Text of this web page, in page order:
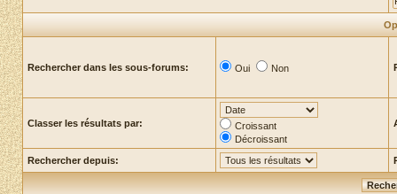
Rechercher dans les sous-forums: Oui Non
Classer les résultats par:
Croissant
Décroissant
Rechercher depuis: